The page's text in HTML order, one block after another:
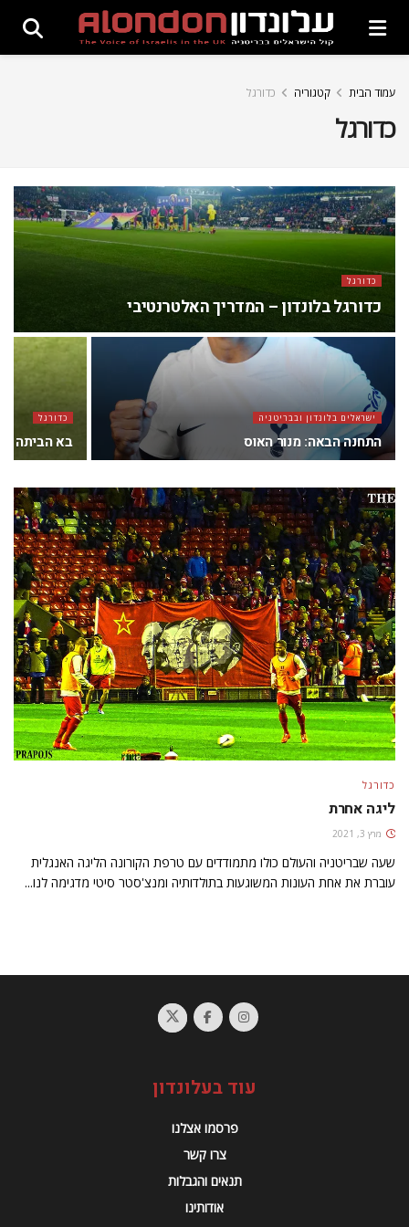
עמוד הבית קטגוריה כדורגל
כדורגל
כדורגל
כדורגל בלונדון – המדריך האלטרנטיבי
ישראלים בלונדון ובבריטניה
התחנה הבאה: מנור האוס
כדורגל
בא הביתה
כדורגל
ליגה אחרת
מרץ 3, 2021
שעה שבריטניה והעולם כולו מתמודדים עם טרפת הקורונה הליגה האנגלית
עוברת את אחת העונות המשוגעות בתולדותיה ומנצ'סטר סיטי מדגימה לנו...
עוד בעלונדון
פרסמו אצלנו
צרו קשר
תנאים והגבלות
אודותינו